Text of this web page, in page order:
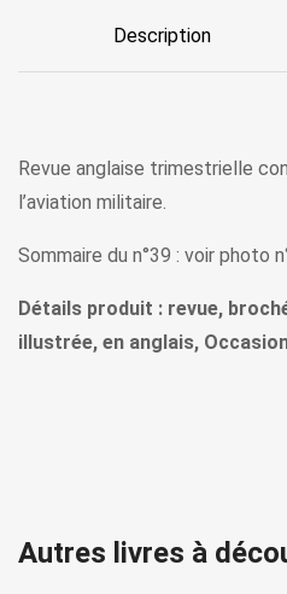
Description
Revue anglaise trimestrielle
l’aviation militaire.
Sommaire du n°39 : voir photo
Détails produit : revue,
illustrée, en anglais,
Autres livres à